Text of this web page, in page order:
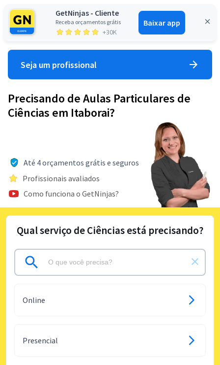
GetNinjas - Cliente
Receba orçamentos grátis
+30K
Baixar app
Entrar
Seja um profissional
Precisando de Aulas Particulares de
Ciências em Itaborai?
Até 4 orçamentos grátis e seguros
Profissionais avaliados
Como funciona o GetNinjas?
Qual serviço de Ciências está precisando?
Online
Presencial